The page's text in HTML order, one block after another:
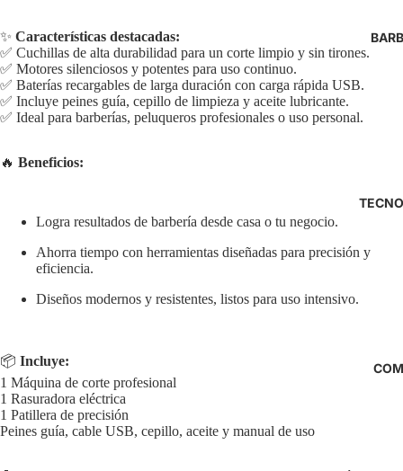
✨ Características destacadas:
✅ Cuchillas de alta durabilidad para un corte limpio y sin tirones.
✅ Motores silenciosos y potentes para uso continuo.
✅ Baterías recargables de larga duración con carga rápida USB.
✅ Incluye peines guía, cepillo de limpieza y aceite lubricante.
✅ Ideal para barberías, peluqueros profesionales o uso personal.
🔥 Beneficios:
Logra resultados de barbería desde casa o tu negocio.
Ahorra tiempo con herramientas diseñadas para precisión y
eficiencia.
Diseños modernos y resistentes, listos para uso intensivo.
📦 Incluye:
1 Máquina de corte profesional
1 Rasuradora eléctrica
1 Patillera de precisión
Peines guía, cable USB, cepillo, aceite y manual de uso